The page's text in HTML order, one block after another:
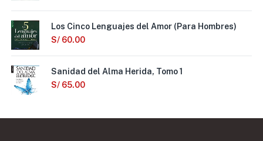
Los Cinco Lenguajes del Amor (Para Hombres)
S/ 60.00
Sanidad del Alma Herida, Tomo 1
S/ 65.00